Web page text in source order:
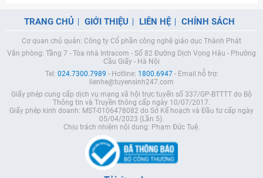
TRANG CHỦ GIỚI THIỆU LIÊN HỆ CHÍNH SÁCH
Cơ quan chủ quản: Công ty Cổ phần công nghệ giáo dục Thành Phát
Văn phòng: Tầng 7 - Tòa nhà Intracom - Số 82 Đường Dịch Vọng Hậu - Phường
Cầu Giấy - Hà Nội
Tel: 024.7300.7989 - Hotline: 1800.6947- Email hỗ trợ:
lienhe@tuyensinh247.com
Giấy phép cung cấp dịch vụ mạng xã hội trực tuyến số 337/GP-BTTTT do Bộ
Thông tin và Truyền thông cấp ngày 10/07/2017.
Giấy phép kinh doanh: MST-0106478082 do Sở Kế hoạch và Đầu tư cấp ngày
05/04/2023 (Lần 5).
Chịu trách nhiệm nội dung: Phạm Đức Tuệ.